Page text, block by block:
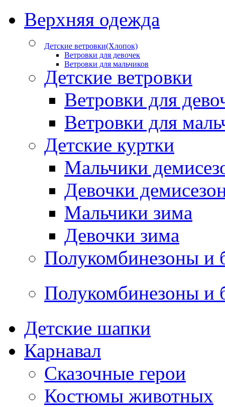
Верхняя одежда
Детские ветровки(Хлопок)
Ветровки для девочек
Ветровки для мальчиков
Детские ветровки
Ветровки для
Ветровки для
Детские куртки
Мальчики
Девочки
Мальчики зима
Девочки зима
Полукомбинезоны и
Полукомбинезоны и
Детские шапки
Карнавал
Сказочные герои
Костюмы животных